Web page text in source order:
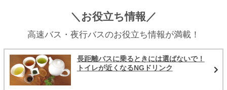
＼お役立ち情報／
高速バス・夜行バスのお役立ち情報が満載！
長距離バスに乗るときには選ばないで！
トイレが近くなるNGドリンク